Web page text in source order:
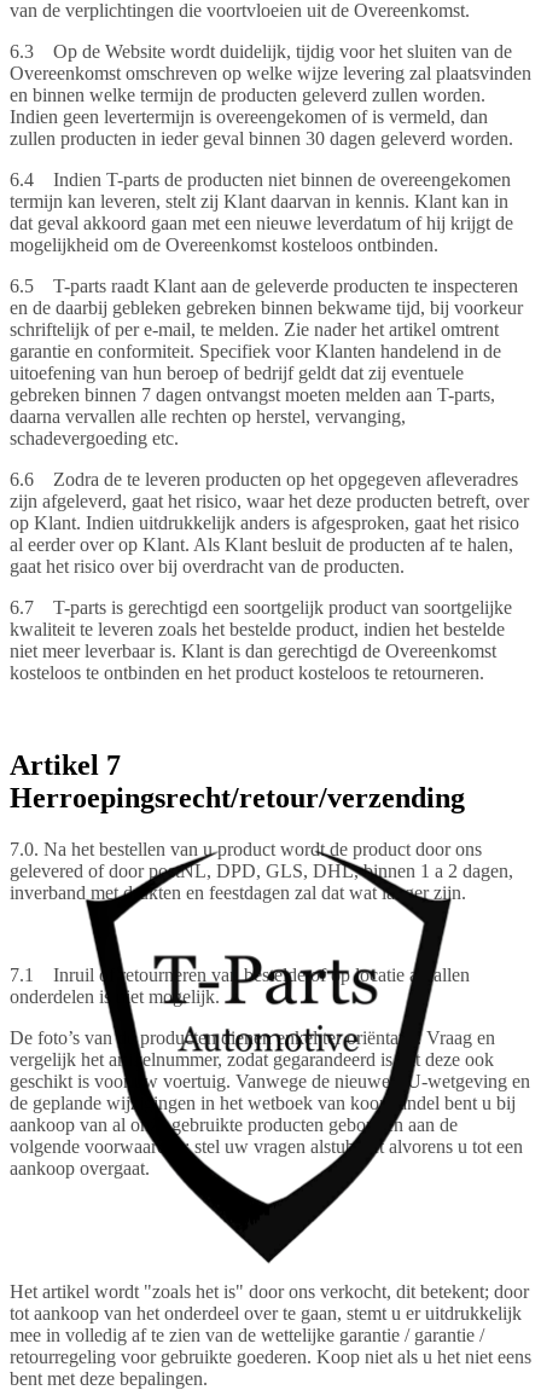
van de verplichtingen die voortvloeien uit de Overeenkomst.
6.3 Op de Website wordt duidelijk, tijdig voor het sluiten van de
Overeenkomst omschreven op welke wijze levering zal plaatsvinden
en binnen welke termijn de producten geleverd zullen worden.
Indien geen levertermijn is overeengekomen of is vermeld, dan
zullen producten in ieder geval binnen 30 dagen geleverd worden.
6.4 Indien T-parts de producten niet binnen de overeengekomen
termijn kan leveren, stelt zij Klant daarvan in kennis. Klant kan in
dat geval akkoord gaan met een nieuwe leverdatum of hij krijgt de
mogelijkheid om de Overeenkomst kosteloos ontbinden.
6.5 T-parts raadt Klant aan de geleverde producten te inspecteren
en de daarbij gebleken gebreken binnen bekwame tijd, bij voorkeur
schriftelijk of per e-mail, te melden. Zie nader het artikel omtrent
garantie en conformiteit. Specifiek voor Klanten handelend in de
uitoefening van hun beroep of bedrijf geldt dat zij eventuele
gebreken binnen 7 dagen ontvangst moeten melden aan T-parts,
daarna vervallen alle rechten op herstel, vervanging,
schadevergoeding etc.
6.6 Zodra de te leveren producten op het opgegeven afleveradres
zijn afgeleverd, gaat het risico, waar het deze producten betreft, over
op Klant. Indien uitdrukkelijk anders is afgesproken, gaat het risico
al eerder over op Klant. Als Klant besluit de producten af te halen,
gaat het risico over bij overdracht van de producten.
6.7 T-parts is gerechtigd een soortgelijk product van soortgelijke
kwaliteit te leveren zoals het bestelde product, indien het bestelde
niet meer leverbaar is. Klant is dan gerechtigd de Overeenkomst
kosteloos te ontbinden en het product kosteloos te retourneren.
Artikel 7
Herroepingsrecht/retour/verzending
7.0. Na het bestellen van u product wordt de product door ons
gelevered of door postNL, DPD, GLS, DHL, binnen 1 a 2 dagen,
inverband met drukten en feestdagen zal dat wat langer zijn.
7.1 Inruil of retourneren van bestelde of op locatie afhallen
onderdelen is niet mogelijk.
De foto’s van de producten dienen enkel ter oriëntatie. Vraag en
vergelijk het artikelnummer, zodat gegarandeerd is dat deze ook
geschikt is voor uw voertuig. Vanwege de nieuwe EU-wetgeving en
de geplande wijzigingen in het wetboek van koophandel bent u bij
aankoop van al onze gebruikte producten gebonden aan de
volgende voorwaarden; stel uw vragen alstublieft alvorens u tot een
aankoop overgaat.
Het artikel wordt "zoals het is" door ons verkocht, dit betekent; door
tot aankoop van het onderdeel over te gaan, stemt u er uitdrukkelijk
mee in volledig af te zien van de wettelijke garantie / garantie /
retourregeling voor gebruikte goederen. Koop niet als u het niet eens
bent met deze bepalingen.